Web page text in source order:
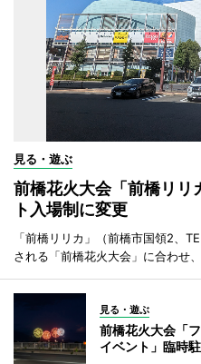
見る・遊ぶ
前橋花火大会「前橋リ
ト入場制に変更
「前橋リリカ」（前橋市国領2、
される「前橋花火大会」に合わせ
見る・遊ぶ
前橋花火大会「
イベント」臨時